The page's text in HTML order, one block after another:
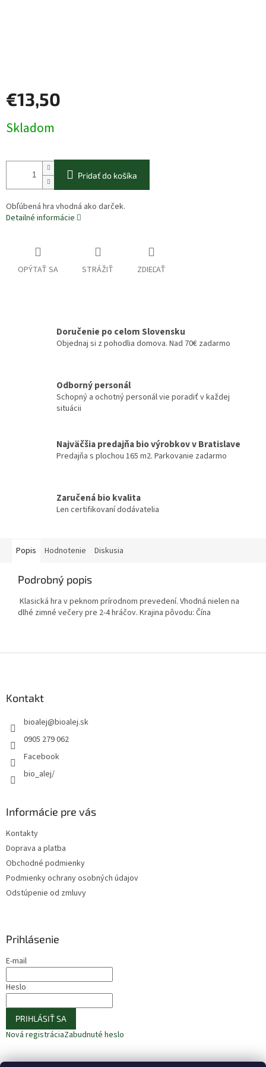
€13,50
cena:
Skladom
Pridať do košíka
Obľúbená hra vhodná ako darček.
Detailné informácie
OPÝTAŤ SA STRÁŽIŤ ZDIEĽAŤ
Doručenie po celom Slovensku
Objednaj si z pohodlia domova. Nad 70€ zadarmo
Odborný personál
Schopný a ochotný personál vie poradiť v každej
situácii
Najväčšia predajňa bio výrobkov v Bratislave
Predajňa s plochou 165 m2. Parkovanie zadarmo
Zaručená bio kvalita
Len certifikovaní dodávatelia
Popis Hodnotenie Diskusia
Podrobný popis
Klasická hra v peknom prírodnom prevedení. Vhodná nielen na
dlhé zimné večery pre 2-4 hráčov. Krajina pôvodu: Čína
Kontakt
bioalej@bioalej.sk
0905 279 062
Facebook
bio_alej/
Informácie pre vás
Kontakty
Doprava a platba
Obchodné podmienky
Podmienky ochrany osobných údajov
Odstúpenie od zmluvy
Prihlásenie
E-mail
Heslo
PRIHLÁSIŤ SA
Nová registráciaZabudnuté heslo